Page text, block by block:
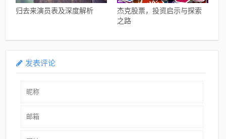
归去来演员表及深度解析
杰克股票，投资启示与探索
之路
发表评论